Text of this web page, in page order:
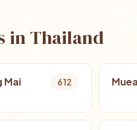
in Thailand
Mai 612